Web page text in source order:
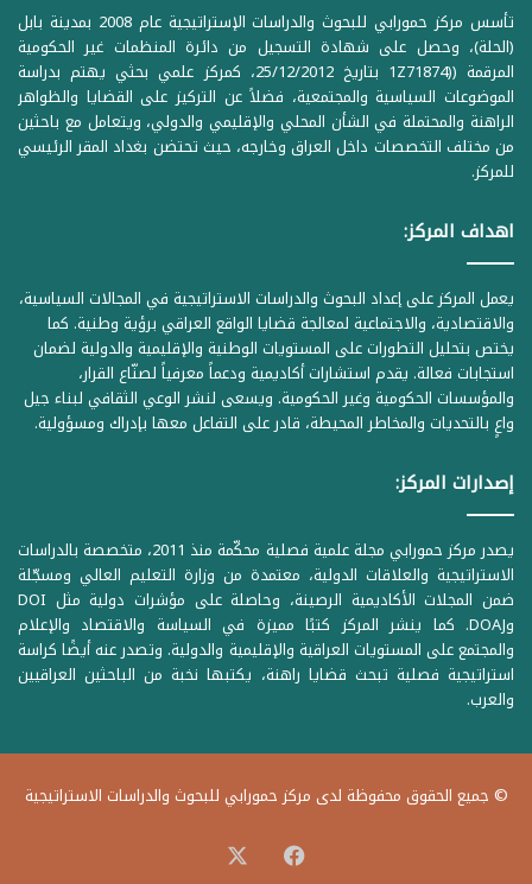
تأسس مركز حمورابي للبحوث والدراسات الإستراتيجية عام 2008 بمدينة بابل
(الحلة)، وحصل على شهادة التسجيل من دائرة المنظمات غير الحكومية
المرقمة ((1Z71874 بتاريخ 25/12/2012، كمركز علمي بحثي يهتم بدراسة
الموضوعات السياسية والمجتمعية، فضلاً عن التركيز على القضايا والظواهر
الراهنة والمحتملة في الشأن المحلي والإقليمي والدولي، ويتعامل مع باحثين
من مختلف التخصصات داخل العراق وخارجه، حيث تحتضن بغداد المقر الرئيسي
للمركز.
اهداف المركز:
يعمل المركز على إعداد البحوث والدراسات الاستراتيجية في المجالات السياسية،
والاقتصادية، والاجتماعية لمعالجة قضايا الواقع العراقي برؤية وطنية. كما
يختص بتحليل التطورات على المستويات الوطنية والإقليمية والدولية لضمان
استجابات فعالة. يقدم استشارات أكاديمية ودعماً معرفياً لصنّاع القرار،
والمؤسسات الحكومية وغير الحكومية. ويسعى لنشر الوعي الثقافي لبناء جيل
واعٍ بالتحديات والمخاطر المحيطة، قادر على التفاعل معها بإدراك ومسؤولية.
إصدارات المركز:
يصدر مركز حمورابي مجلة علمية فصلية محكّمة منذ 2011، متخصصة بالدراسات
الاستراتيجية والعلاقات الدولية، معتمدة من وزارة التعليم العالي ومسجّلة
ضمن المجلات الأكاديمية الرصينة، وحاصلة على مؤشرات دولية مثل DOI
وDOAJ. كما ينشر المركز كتبًا مميزة في السياسة والاقتصاد والإعلام
والمجتمع على المستويات العراقية والإقليمية والدولية. وتصدر عنه أيضًا كراسة
استراتيجية فصلية تبحث قضايا راهنة، يكتبها نخبة من الباحثين العراقيين
والعرب.
© جميع الحقوق محفوظة لدى مركز حمورابي للبحوث والدراسات الاستراتيجية
فيسبوك